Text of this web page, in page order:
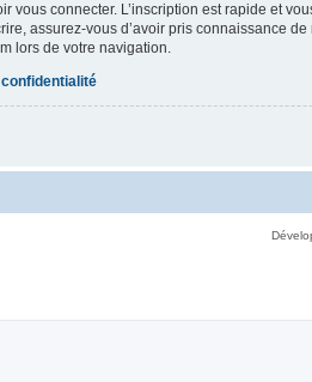
vous connecter. L’inscription est rapide et
assurez-vous d’avoir pris connaissance
lors de votre navigation.
confidentialité